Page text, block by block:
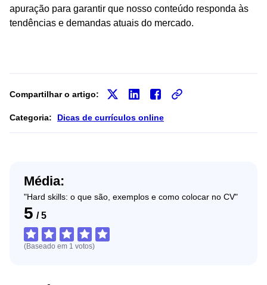
apuração para garantir que nosso conteúdo responda às
tendências e demandas atuais do mercado.
Compartilhar o artigo:
Categoria: Dicas de currículos online
Média:
"Hard skills: o que são, exemplos e como colocar no CV"
5 / 5
(Baseado em 1 votos)